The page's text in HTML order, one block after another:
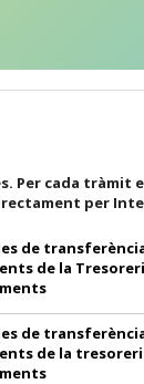
Per cada tràmit
per
de
de la
de
de la